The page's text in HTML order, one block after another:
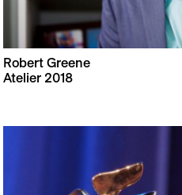
Robert Greene
Atelier 2018